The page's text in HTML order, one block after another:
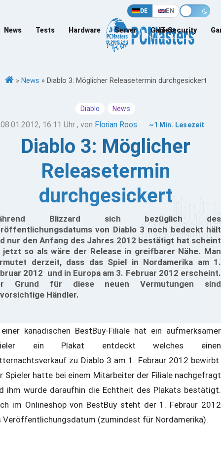
DE EN
News Tests Hardware Server Games
IT-Security
» News » Diablo 3: Möglicher Releasetermin durchgesickert
Diablo News
08.01.2012, 16:11 Uhr , von Florian Roos ~1 Min. Lesezeit
Diablo 3: Möglicher
Releasetermin
durchgesickert
Blizzard sich bezüglich des
von Diablo 3 noch bedeckt hält
nur den Anfang des Jahres 2012 bestätigt hat scheint
jetzt so als wäre der Release in greifbarer Nähe. Man
derzeit, dass das Spiel in Nordamerika am 1.
2012 und in Europa am 3. Februar 2012 erscheint.
Grund für diese neuen Vermutungen sind
Händler.
kanadischen BestBuy-Filiale hat ein aufmerksamer
ein Plakat entdeckt welches einen
zu Diablo 3 am 1. Febraur 2012 bewirbt.
Spieler hatte bei einem Mitarbeiter der Filiale nachgefragt
ihm wurde daraufhin die Echtheit des Plakats bestätigt.
im Onlineshop von BestBuy steht der 1. Febraur 2012
Veröffentlichungsdatum (zumindest für Nordamerika).